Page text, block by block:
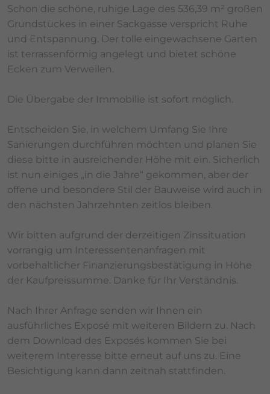
Schon die schöne, ruhige Lage des 536,39 m² großen
Grundstückes in einer Sackgasse verspricht Ruhe
und Entspannung. Der tolle eingewachsene Garten
ist terrassenförmig angelegt und bietet schöne
Ecken zum Verweilen.
Die Übergabe der Immobilie ist sofort möglich.
Entscheiden Sie, in welchem Umfang Sie Ihre
Sanierungen durchführen möchten und planen Sie
diese bitte in ausreichender Höhe mit ein. Sicherlich
ist nun einiges „in die Jahre“ gekommen, aber der
offene und besondere Stil der Bauweise wird auch in
den nächsten Jahrzehnten zeitlos bleiben.
Wir bitten aufgrund der derzeitigen Zinssituation
vorrangig um Interessentenanfragen mit
vorbehaltlicher Finanzierungsbestätigung in Höhe
der Kaufpreissumme. Danke für Ihr Verständnis.
Nach Ihrer Anfrage senden wir Ihnen ein
ausführliches Exposé mit weiteren Bildern zu. Nach
dem Download des Exposés kommen Sie bei
weiterem Interesse bitte erneut auf uns zu. Eine
Besichtigung kann dann zeitnah stattfinden.